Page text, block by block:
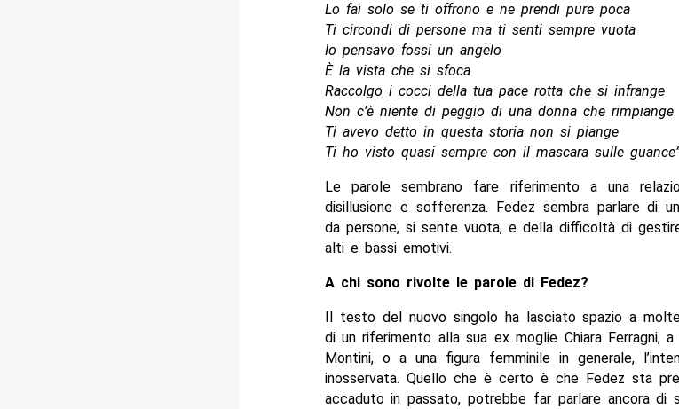
Lo fai solo se ti offrono e ne prendi pure poca
Ti circondi di persone ma ti senti sempre vuota
Io pensavo fossi un angelo
È la vista che si sfoca
Raccolgo i cocci della tua pace rotta che si infrange
Non c’è niente di peggio di una donna che rimpiange
Ti avevo detto in questa storia non si piange
Ti ho visto quasi sempre con il mascara sulle
Le parole sembrano fare riferimento a una
disillusione e sofferenza. Fedez sembra parlare di
da persone, si sente vuota, e della difficoltà di
alti e bassi emotivi.
A chi sono rivolte le parole di Fedez?
Il testo del nuovo singolo ha lasciato spazio a
di un riferimento alla sua ex moglie Chiara Ferragni,
Montini, o a una figura femminile in generale,
inosservata. Quello che è certo è che Fedez sta
accaduto in passato, potrebbe far parlare ancora